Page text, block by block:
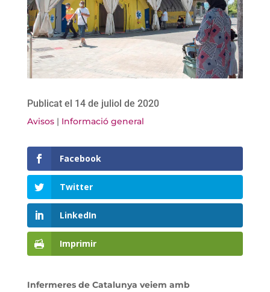
Publicat el 14 de juliol de 2020
Avisos| Informació general
Facebook
Twitter
LinkedIn
Imprimir
Infermeres de Catalunya veiem amb